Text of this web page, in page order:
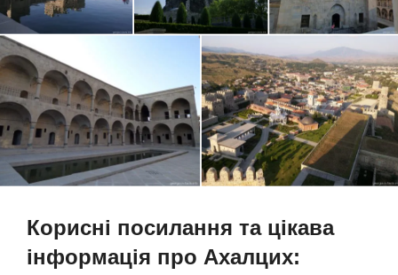
Корисні посилання та цікава
інформація про Ахалцих: